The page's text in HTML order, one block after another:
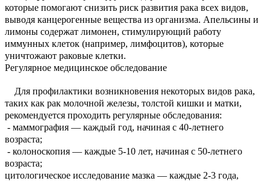
которые помогают снизить риск развития рака всех видов,
выводя канцерогенные вещества из организма. Апельсины и
лимоны содержат лимонен, стимулирующий работу
иммунных клеток (например, лимфоцитов), которые
уничтожают раковые клетки.
Регулярное медицинское обследование
Для профилактики возникновения некоторых видов рака,
таких как рак молочной железы, толстой кишки и матки,
рекомендуется проходить регулярные обследования:
- маммография — каждый год, начиная с 40-летнего
возраста;
- колоноскопия — каждые 5-10 лет, начиная с 50-летнего
возраста;
цитологическое исследование мазка — каждые 2-3 года,